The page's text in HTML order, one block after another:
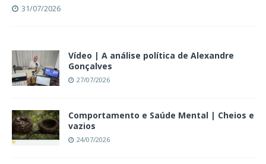
31/07/2026
Vídeo | A análise política de Alexandre
Gonçalves
27/07/2026
Comportamento e Saúde Mental | Cheios e
vazios
24/07/2026